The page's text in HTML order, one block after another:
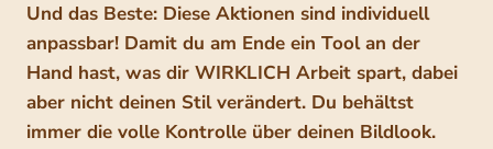
Und das Beste: Diese Aktionen sind individuell
anpassbar! Damit du am Ende ein Tool an der
Hand hast, was dir WIRKLICH Arbeit spart, dabei
aber nicht deinen Stil verändert. Du behältst
immer die volle Kontrolle über deinen Bildlook.